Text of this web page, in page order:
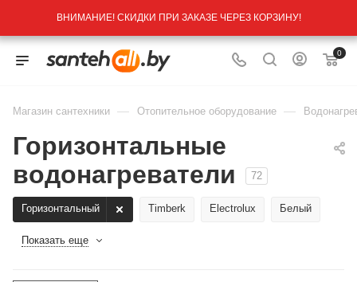
ВНИМАНИЕ! СКИДКИ ПРИ ЗАКАЗЕ ЧЕРЕЗ КОРЗИНУ!
0
Магазин сантехники — Отопительное оборудование —
Горизонтальные
водонагреватели
72
Timberk Electrolux Белый
Горизонтальный
Показать еще